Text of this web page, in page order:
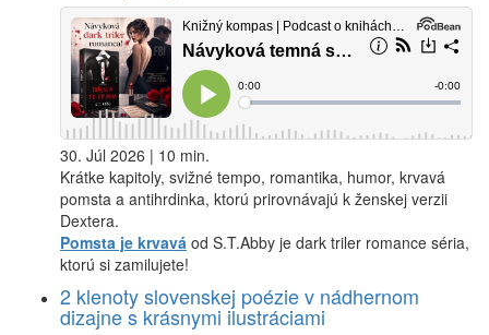
30. Júl 2026 | 10 min.
Krátke kapitoly, svižné tempo, romantika, humor, krvavá
pomsta a antihrdinka, ktorú prirovnávajú k ženskej verzii
Dextera.
Pomsta je krvavá od S.T.Abby je dark triler romance séria,
ktorú si zamilujete!
2 klenoty slovenskej poézie v nádhernom
dizajne s krásnymi ilustráciami